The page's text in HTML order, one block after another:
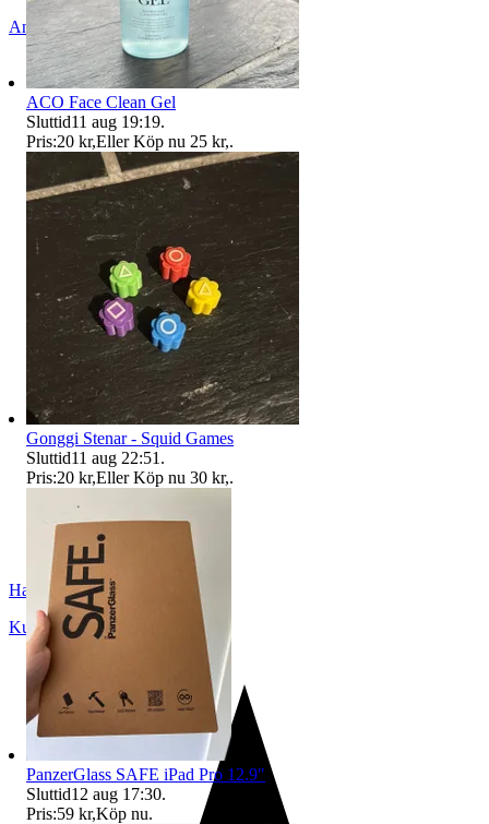
Anmäl Sälj liknande
HackenKnacker
Kungsbacka,Sverige
ACO Face Clean Gel
Sluttid11 aug 19:19.
Pris:20 kr,Eller Köp nu 25 kr,.
Gonggi Stenar - Squid Games
Sluttid11 aug 22:51 .
Pris:20 kr,Eller Köp nu 30 kr,.
PanzerGlass SAFE iPad Pro 12.9"
Sluttid12 aug 17:30.
Pris:59 kr,Köp nu.